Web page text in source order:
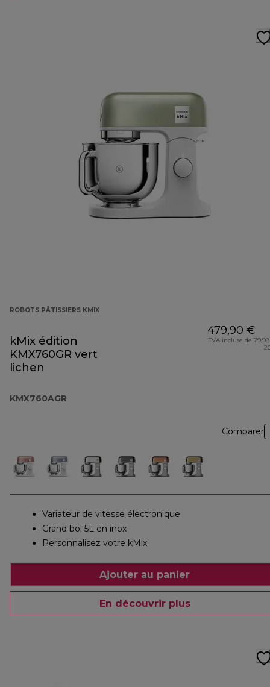
ROBOTS PÂTISSIERS KMIX
kMix édition
KMX760GR vert
lichen
KMX760AGR
479,90 €
TVA incluse de
Comparer
Variateur de vitesse électronique
Grand bol 5L en inox
Personnalisez votre kMix
Ajouter au panier
En découvrir plus